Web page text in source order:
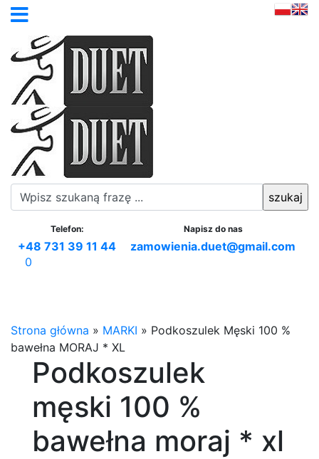
Telefon:
+48 731 39 11 44
Napisz do nas
zamowienia.duet@gmail.com
0
Strona główna » MARKI » Podkoszulek Męski 100 %
bawełna MORAJ * XL
Podkoszulek
męski 100 %
bawełna moraj * xl